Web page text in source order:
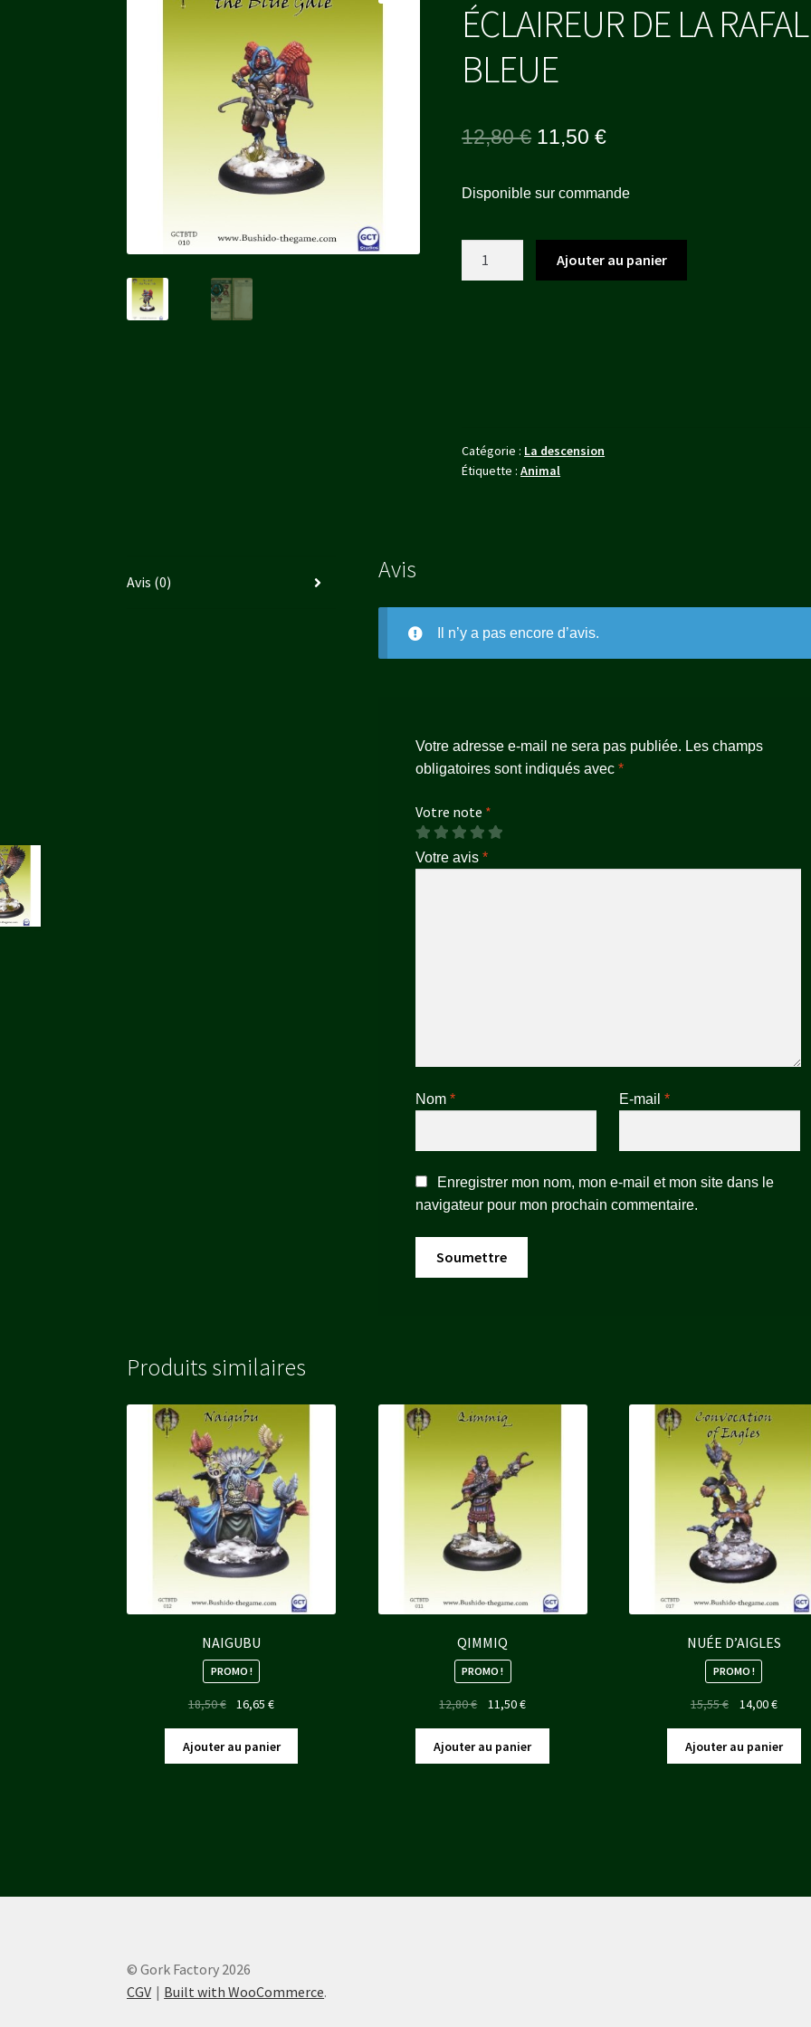
ÉCLAIREUR DE LA
BLEUE
12,80€ Le
initial
était :
12,80 €.
11,50€Le
actuel
est :
11,50 €.
Disponible sur commande
Ajouter au panier
Catégorie : La descension
Étiquette :Animal
Avis (0) Avis
Il n’y a pas encore d’avis.
Votre adresse e-mail ne sera pas publiée. Les champs
obligatoires sont indiqués avec*
Votre note *
Votre avis*
Nom* E-mail*
Enregistrer mon nom, mon e-mail et mon site dans le
navigateur pour mon prochain commentaire.
Produits similaires
NAIGUBU
PROMO !
18,50€
Le
initial
était :
16,65€Le
actuel
est :
Ajouter au panier
QIMMIQ
PROMO !
12,80€
Le
initial
était :
11,50€Le
actuel
est :
Ajouter au panier
NUÉE D’AIGLES
PROMO !
15,55€
Le
initial
était :
14,00€Le
actuel
est :
Ajouter au panier
© Gork Factory 2026
CGV
Built with WooCommerce.